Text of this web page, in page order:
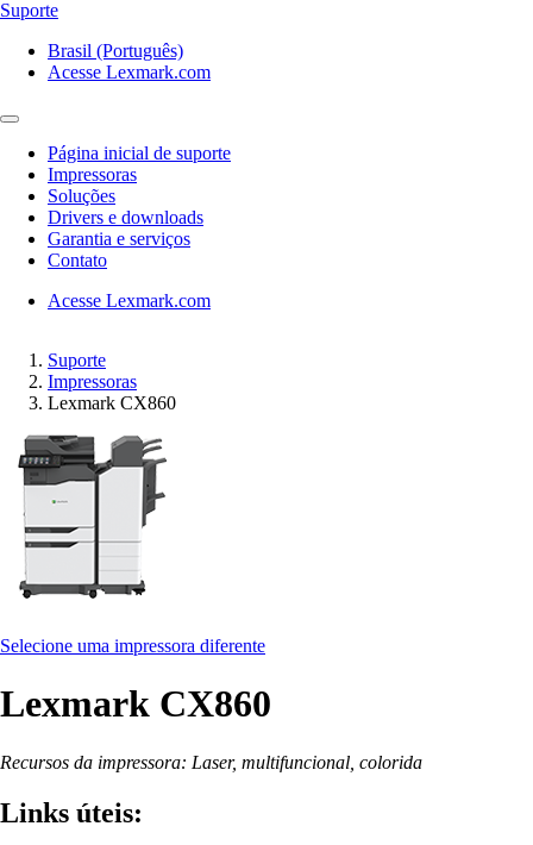
Suporte
Brasil (Português)
Acesse Lexmark.com
Página inicial de suporte
Impressoras
Soluções
Drivers e downloads
Garantia e serviços
Contato
Acesse Lexmark.com
Suporte
Impressoras
Lexmark CX860
Selecione uma impressora diferente
Lexmark CX860
Recursos da impressora: Laser, multifuncional, colorida
Links úteis: